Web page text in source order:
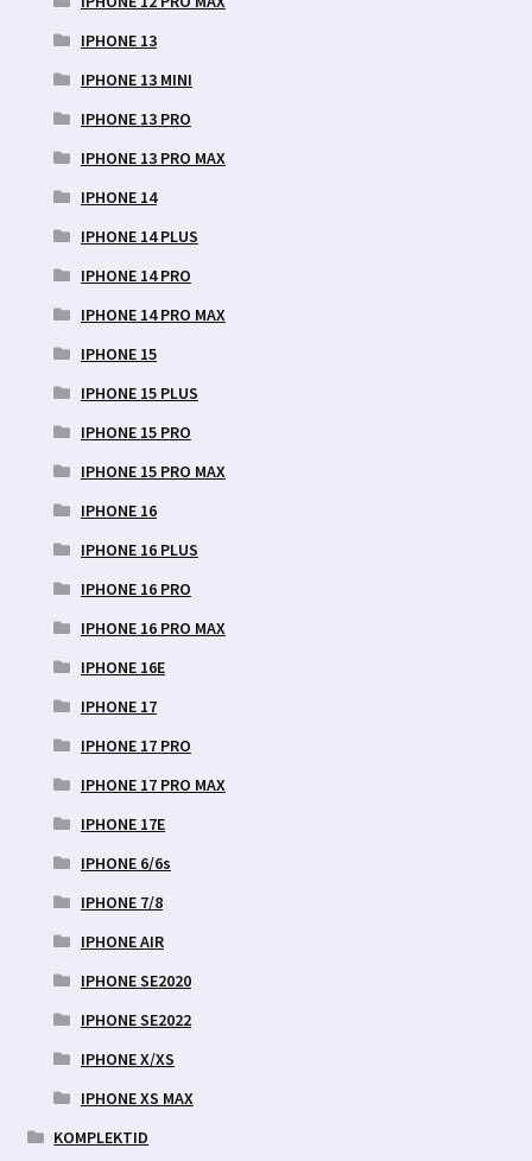
IPHONE 13
IPHONE 13 MINI
IPHONE 13 PRO
IPHONE 13 PRO MAX
IPHONE 14
IPHONE 14 PLUS
IPHONE 14 PRO
IPHONE 14 PRO MAX
IPHONE 15
IPHONE 15 PLUS
IPHONE 15 PRO
IPHONE 15 PRO MAX
IPHONE 16
IPHONE 16 PLUS
IPHONE 16 PRO
IPHONE 16 PRO MAX
IPHONE 16E
IPHONE 17
IPHONE 17 PRO
IPHONE 17 PRO MAX
IPHONE 17E
IPHONE 6/6s
IPHONE 7/8
IPHONE AIR
IPHONE SE2020
IPHONE SE2022
IPHONE X/XS
IPHONE XS MAX
KOMPLEKTID